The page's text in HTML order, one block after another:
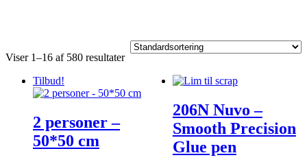
Viser 1–16 af 580 resultater
Tilbud!
2 personer –
50*50 cm
206N Nuvo –
Smooth Precision
Glue pen